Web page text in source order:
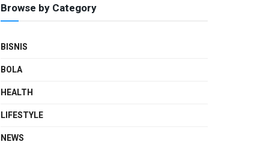
Browse by Category
BISNIS
BOLA
HEALTH
LIFESTYLE
NEWS